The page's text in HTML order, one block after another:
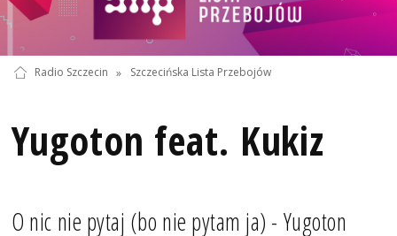
Radio Szczecin » Szczecińska Lista Przebojów
Yugoton feat. Kukiz
O nic nie pytaj (bo nie pytam ja) - Yugoton